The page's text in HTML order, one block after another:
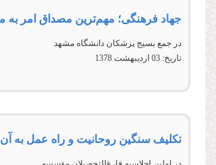
در جمع بسیج پزشكان دانشگاه مشهد
تاریخ: 03 ارديبهشت 1378
تکلیف سنگین روحانیت و راه عمل به آن